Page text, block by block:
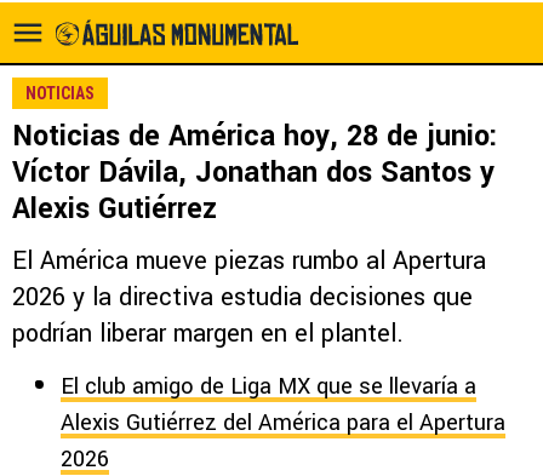
NOTICIAS
Noticias de América hoy, 28 de junio:
Víctor Dávila, Jonathan dos Santos y
Alexis Gutiérrez
El América mueve piezas rumbo al Apertura
2026 y la directiva estudia decisiones que
podrían liberar margen en el plantel.
El club amigo de Liga MX que se llevaría a
Alexis Gutiérrez del América para el Apertura
2026